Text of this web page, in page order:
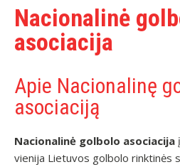
Nacionalinė
asociacija
Apie Nacionalinę
asociaciją
Nacionalinė golbolo asociacija
vienija Lietuvos golbolo rinktinės